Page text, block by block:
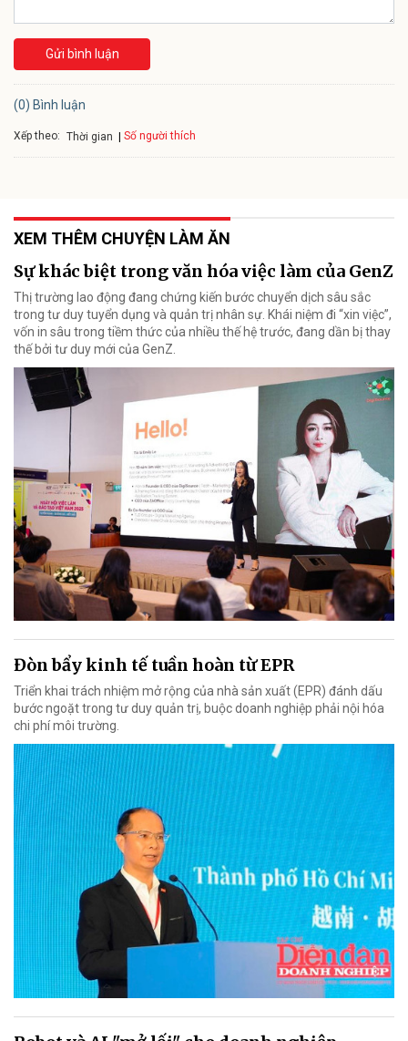
Gửi bình luận
(0) Bình luận
Xếp theo: Thời gian Số người thích
XEM THÊM CHUYỆN LÀM ĂN
Sự khác biệt trong văn hóa việc làm của GenZ
Thị trường lao động đang chứng kiến bước chuyển dịch sâu sắc
trong tư duy tuyển dụng và quản trị nhân sự. Khái niệm đi “xin việc”,
vốn in sâu trong tiềm thức của nhiều thế hệ trước, đang dần bị thay
thế bởi tư duy mới của GenZ.
Đòn bẩy kinh tế tuần hoàn từ EPR
Triển khai trách nhiệm mở rộng của nhà sản xuất (EPR) đánh dấu
bước ngoặt trong tư duy quản trị, buộc doanh nghiệp phải nội hóa
chi phí môi trường.